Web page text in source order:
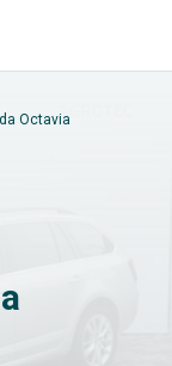
Octavia